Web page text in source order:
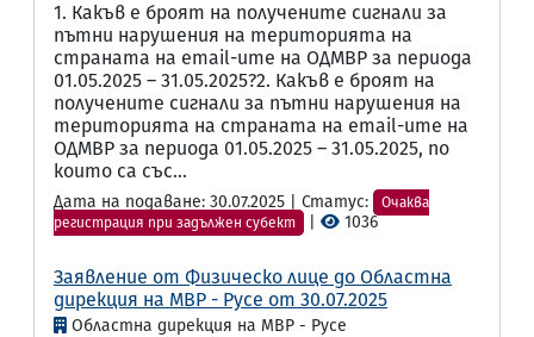
1. Какъв е броят на получените сигнали за
пътни нарушения на територията на
страната на email-ите на ОДМВР за периода
01.05.2025 – 31.05.2025?2. Какъв е броят на
получените сигнали за пътни нарушения на
територията на страната на email-ите на
ОДМВР за периода 01.05.2025 – 31.05.2025, по
които са със...
Дата на подаване: 30.07.2025 | Статус:
Очаква
регистрация при задължен субект
1036
Заявление от Физическо лице до Областна
дирекция на МВР - Русе от 30.07.2025
Областна дирекция на МВР - Русе